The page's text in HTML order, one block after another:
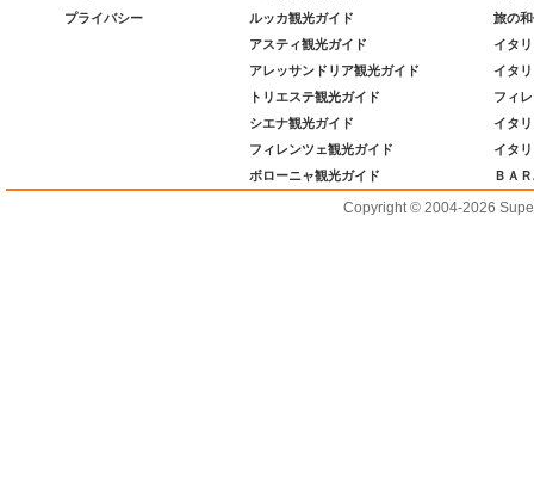
プライバシー
ルッカ観光ガイド
アスティ観光ガイド
アレッサンドリア観光ガイド
トリエステ観光ガイド
シエナ観光ガイド
フィレンツェ観光ガイド
ボローニャ観光ガイド
旅の
イタ
イタ
フィ
イタ
イタ
ＢＡ
Copyright © 2004-2026